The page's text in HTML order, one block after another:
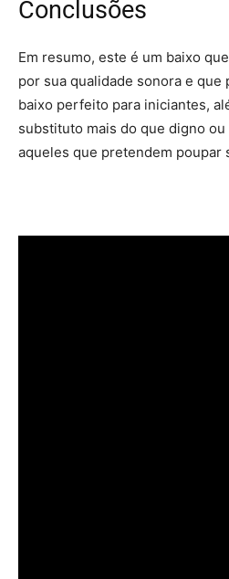
Conclusões
Em resumo, este é um baixo
por sua qualidade sonora e que
baixo perfeito para iniciantes,
substituto mais do que digno ou
aqueles que pretendem poupar